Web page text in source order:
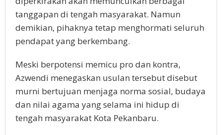
tanggapan di tengah masyarakat. Namun
demikian, pihaknya tetap menghormati seluruh
pendapat yang berkembang.
Meski berpotensi memicu pro dan kontra,
Azwendi menegaskan usulan tersebut disebut
murni bertujuan menjaga norma sosial, budaya
dan nilai agama yang selama ini hidup di
tengah masyarakat Kota Pekanbaru.